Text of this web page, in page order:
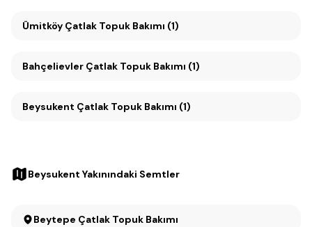
Ümitköy Çatlak Topuk Bakımı (1)
Bahçelievler Çatlak Topuk Bakımı (1)
Beysukent Çatlak Topuk Bakımı (1)
Beysukent Yakınındaki Semtler
Beytepe Çatlak Topuk Bakımı